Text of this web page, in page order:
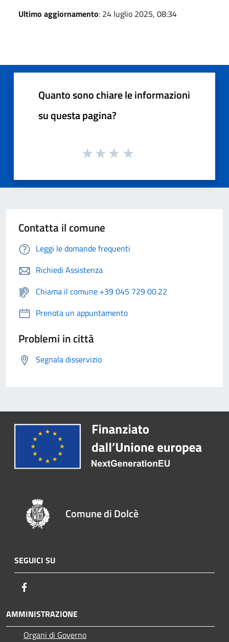
Ultimo aggiornamento: 24 luglio 2025, 08:34
Quanto sono chiare le informazioni
su questa pagina?
Contatta il comune
Leggi le domande frequenti
Richiedi Assistenza
Chiama il comune +39 045 729 00.22
Prenota un appuntamento
Problemi in città
Segnala disservizio
Comune di Dolcè
SEGUICI SU
AMMINISTRAZIONE
Organi di Governo